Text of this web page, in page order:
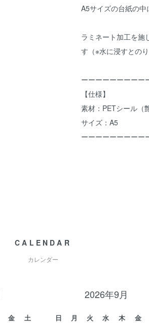
A5サイズの台紙の中
ラミネート加工を施
す（※水に浸すとの
ーーーーーーーーー
【仕様】
素材：PETシール（
サイズ：A5
ーーーーーーーーー
CALENDAR
カレンダー
金
土
2026年9月
日 月 火 水 木 金